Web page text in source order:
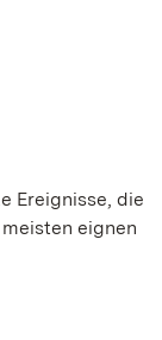
Ereignisse, die
eignen